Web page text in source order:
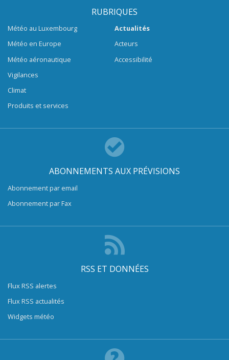
RUBRIQUES
Météo au Luxembourg
Météo en Europe
Météo aéronautique
Vigilances
Climat
Produits et services
Actualités
Acteurs
Accessibilité
ABONNEMENTS AUX PRÉVISIONS
Abonnement par email
Abonnement par Fax
RSS ET DONNÉES
Flux RSS alertes
Flux RSS actualités
Widgets météo